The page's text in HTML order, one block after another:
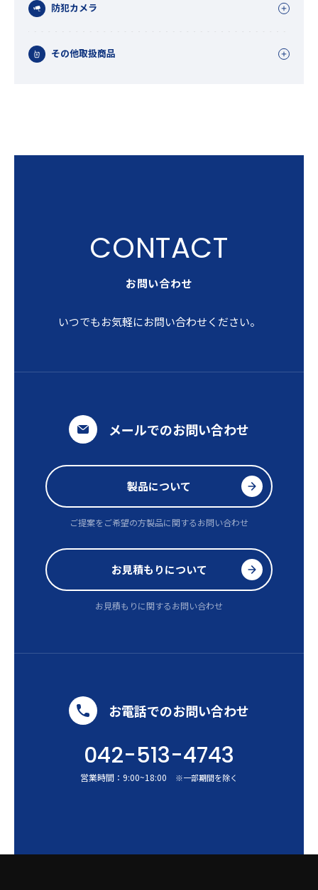
防犯カメラ
その他取扱商品
お問い合わせ
いつでもお気軽にお問い合わせください。
メールでのお問い合わせ
製品について
ご提案をご希望の方製品に関するお問い合わせ
お見積もりについて
お見積もりに関するお問い合わせ
お電話でのお問い合わせ
042-513-4743
営業時間： 9:00~18:00 ※一部期間を除く